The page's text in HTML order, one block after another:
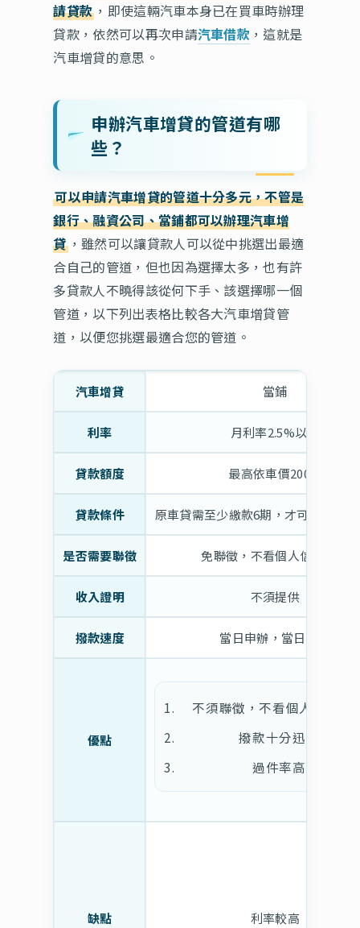
請貸款 ，即使這輛汽車本身已在買車時辦理
貸款，依然可以再次申請汽車借款 ，這就是
汽車增貸的意思。
申辦汽車增貸的管道有哪
些？
可以申請汽車增貸的管道十分多元，不管是
銀行、融資公司、當鋪都可以辦理汽車增
貸，雖然可以讓貸款人可以從中挑選出最適
合自己的管道，但也因為選擇太多，也有許
多貸款人不曉得該從何下手、該選擇哪一個
管道，以下列出表格比較各大汽車增貸管
道，以便您挑選最適合您的管道。
汽車增貸 當鋪
利率 月利率2.5%以下
貸款額度 最高依車價200%
貸款條件 原車貸需至少繳款6期，才可以辦理
是否需要聯徵 免聯徵，不看個人信用紀錄
收入證明 不須提供
撥款速度 當日申辦，當日撥款
優點
不須聯徵，不看個人信用紀
撥款十分迅速
過件率高
缺點 利率較高